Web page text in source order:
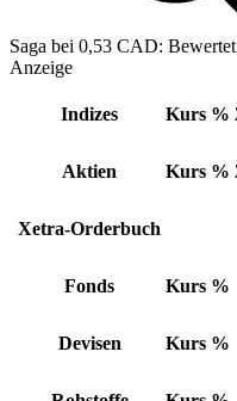
Saga bei 0,53 CAD:
Anzeige
Indizes Kurs %
Aktien Kurs %
Xetra-Orderbuch
Fonds Kurs %
Devisen Kurs %